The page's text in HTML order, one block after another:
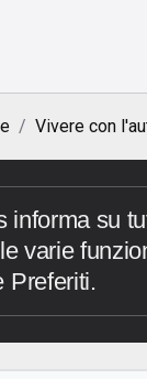
Vivere con
informa su
varie
Preferiti.